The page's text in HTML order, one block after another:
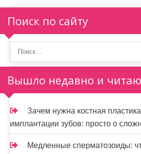
и
я
п
о
з
а
п
и
Поиск по сайту
Вышло недавно и
Зачем нужна костная
имплантации зубов: просто о
Медленные сперматозоиды: